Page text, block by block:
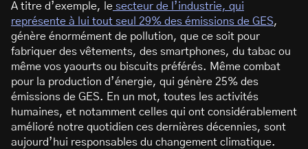
A titre d’exemple, le secteur de l’industrie, qui
représente à lui tout seul 29% des émissions de GES,
génère énormément de pollution, que ce soit pour
fabriquer des vêtements, des smartphones, du tabac ou
même vos yaourts ou biscuits préférés. Même combat
pour la production d’énergie, qui génère 25% des
émissions de GES. En un mot, toutes les activités
humaines, et notamment celles qui ont considérablement
amélioré notre quotidien ces dernières décennies, sont
aujourd’hui responsables du changement climatique.